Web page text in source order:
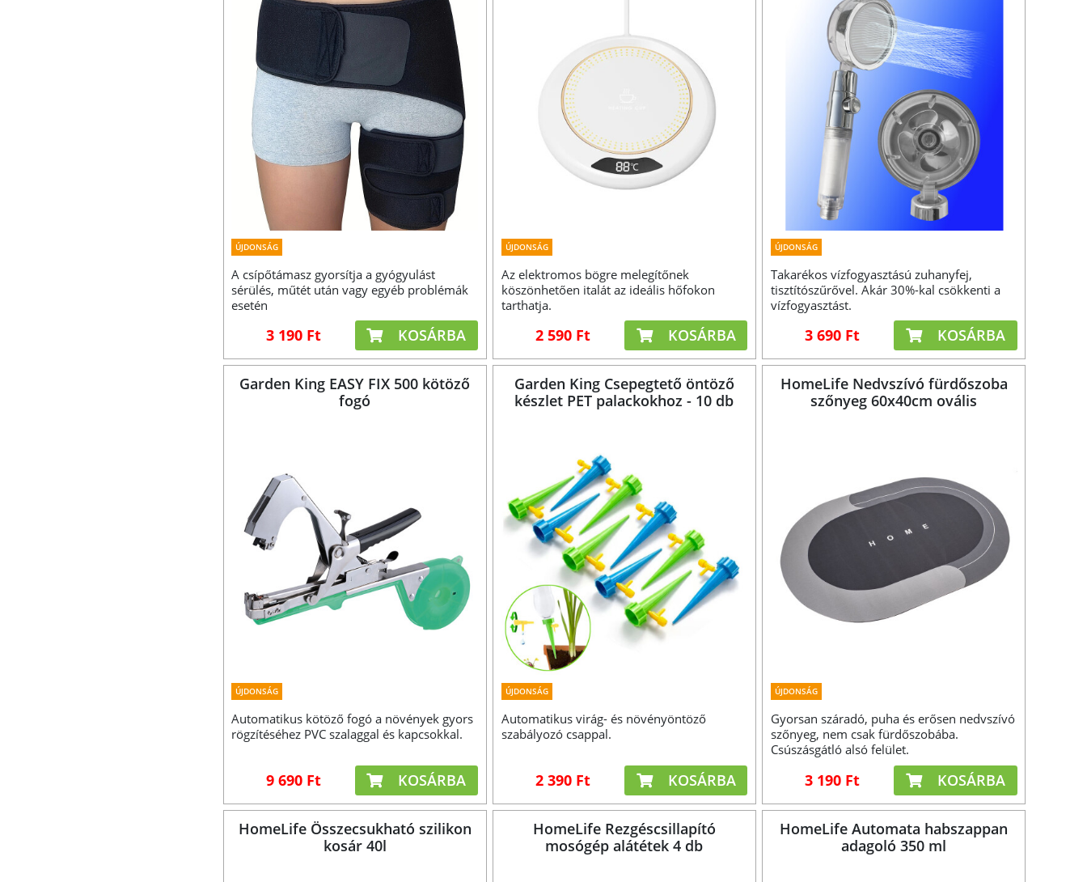
ÚJDONSÁG
A csípőtámasz gyorsítja a gyógyulást
sérülés, műtét után vagy egyéb problémák
esetén
3 190 Ft KOSÁRBA
ÚJDONSÁG
Az elektromos bögre melegítőnek
köszönhetően italát az ideális hőfokon
tarthatja.
2 590 Ft KOSÁRBA
ÚJDONSÁG
Takarékos vízfogyasztású zuhanyfej,
tisztítószűrővel. Akár 30%-kal csökkenti a
vízfogyasztást.
3 690 Ft KOSÁRBA
Garden King EASY FIX 500 kötöző
fogó
ÚJDONSÁG
Automatikus kötöző fogó a növények gyors
rögzítéséhez PVC szalaggal és kapcsokkal.
9 690 Ft KOSÁRBA
Garden King Csepegtető öntöző
készlet PET palackokhoz - 10 db
ÚJDONSÁG
Automatikus virág- és növényöntöző
szabályozó csappal.
2 390 Ft KOSÁRBA
HomeLife Nedvszívó fürdőszoba
szőnyeg 60x40cm ovális
ÚJDONSÁG
Gyorsan száradó, puha és erősen nedvszívó
szőnyeg, nem csak fürdőszobába.
Csúszásgátló alsó felület.
3 190 Ft KOSÁRBA
HomeLife Összecsukható szilikon
kosár 40l
HomeLife Rezgéscsillapító
mosógép alátétek 4 db
HomeLife Automata habszappan
adagoló 350 ml